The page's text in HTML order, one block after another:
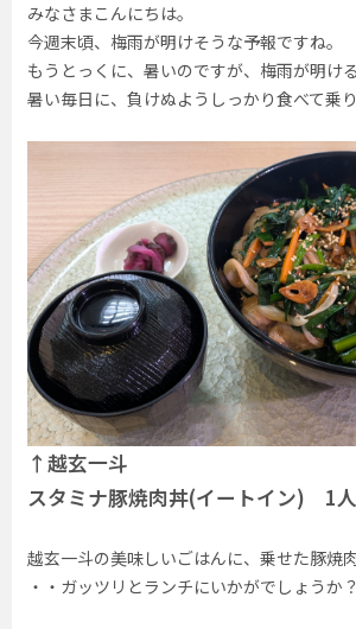
みなさまこんにちは。
今週末頃、梅雨が明けそうな予報ですね。
もうとっくに、暑いのですが、梅雨が明け
暑い毎日に、負けぬようしっかり食べて乗
↑越玄一斗
スタミナ豚焼肉丼(イートイン) 1
越玄一斗の美味しいごはんに、乗せた豚焼
・・ガッツリとランチにいかがでしょうか？